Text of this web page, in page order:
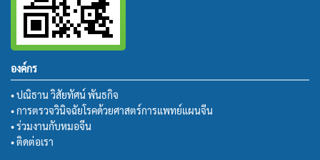
องค์กร
• ปณิธาน วิสัยทัศน์ พันธกิจ
• การตรวจวินิจฉัยโรคด้วยศาสตร์การแพทย์แผนจีน
• ร่วมงานกับหมอจีน
• ติดต่อเรา